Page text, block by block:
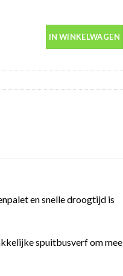
IN WINKELWAGEN
en snelle droogtijd is
spuitbusverf om mee